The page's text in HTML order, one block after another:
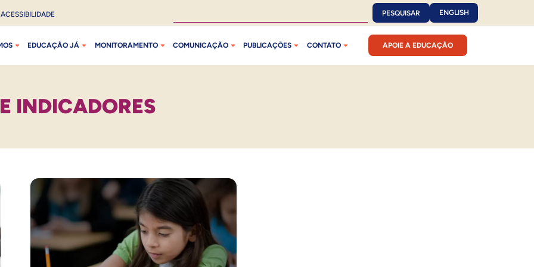
ACESSIBILIDADE PESQUISAR ENGLISH
EDUCAÇÃO JÁ MONITORAMENTO COMUNICAÇÃO PUBLICAÇÕES CONTATO APOIE A EDUCAÇÃO
INDICADORES